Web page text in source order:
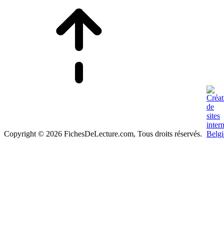
Copyright © 2026 FichesDeLecture.com, Tous droits réservés.